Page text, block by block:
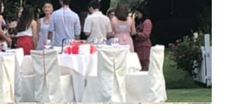
AGGIORNATO SUI PROSSIMI EVENTI
al massimo 2 email al mese con i nostri